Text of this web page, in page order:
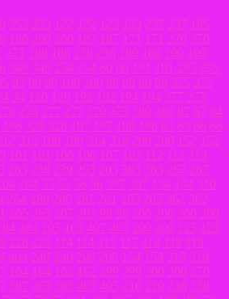
353 353 122 122 123 123 237 237 185
186 260 260 187 187 171 171 370 370
371 188 188 238 238 189 189 190 190
349 349 254 254 60 60 191 191 295 295
95 99 99 100 100 88 88 89 89 375 375
34 120 120 192 192 194 194 377 377
276 277 277 379 379 380 380 87 87 64
196 328 328 197 197 198 198 63 63 66 66
312 199 199 314 314 200 200 152 152
101 101 106 106 107 107 112 112 113
263 239 239 203 203 383 383 267 267
204 55 55 56 56 397 397 134 134 310
264 280 280 281 281 205 205 362 362
265 265 207 207 98 98 206 206 360 360
384 105 105 407 407 209 209 125 125
228 228 114 114 117 117 118 118 119
404 240 240 208 208 154 154 319 319
164 164 162 162 299 299 300 300 270
387 363 363 405 405 210 210 338 338